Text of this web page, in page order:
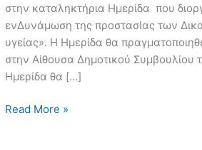
στην καταληκτήρια Ημερίδα που
ενΔυνάμωση της προστασΙας των
υγείας». Η Ημερίδα θα
στην Αίθουσα Δημοτικού
Ημερίδα θα […]
Read More »